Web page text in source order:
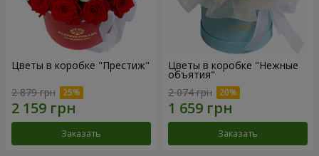
Цветы в коробке "Престиж"
2 879 грн
Заказать
Цветы в коробке "Нежные
объятия"
2 074 грн
Заказать